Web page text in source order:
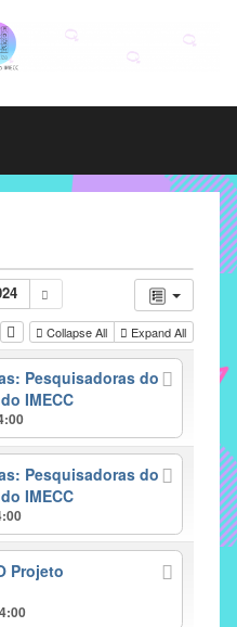
Collapse All Expand All
Pesquisadoras do
IMECC
Pesquisadoras do
IMECC
Projeto